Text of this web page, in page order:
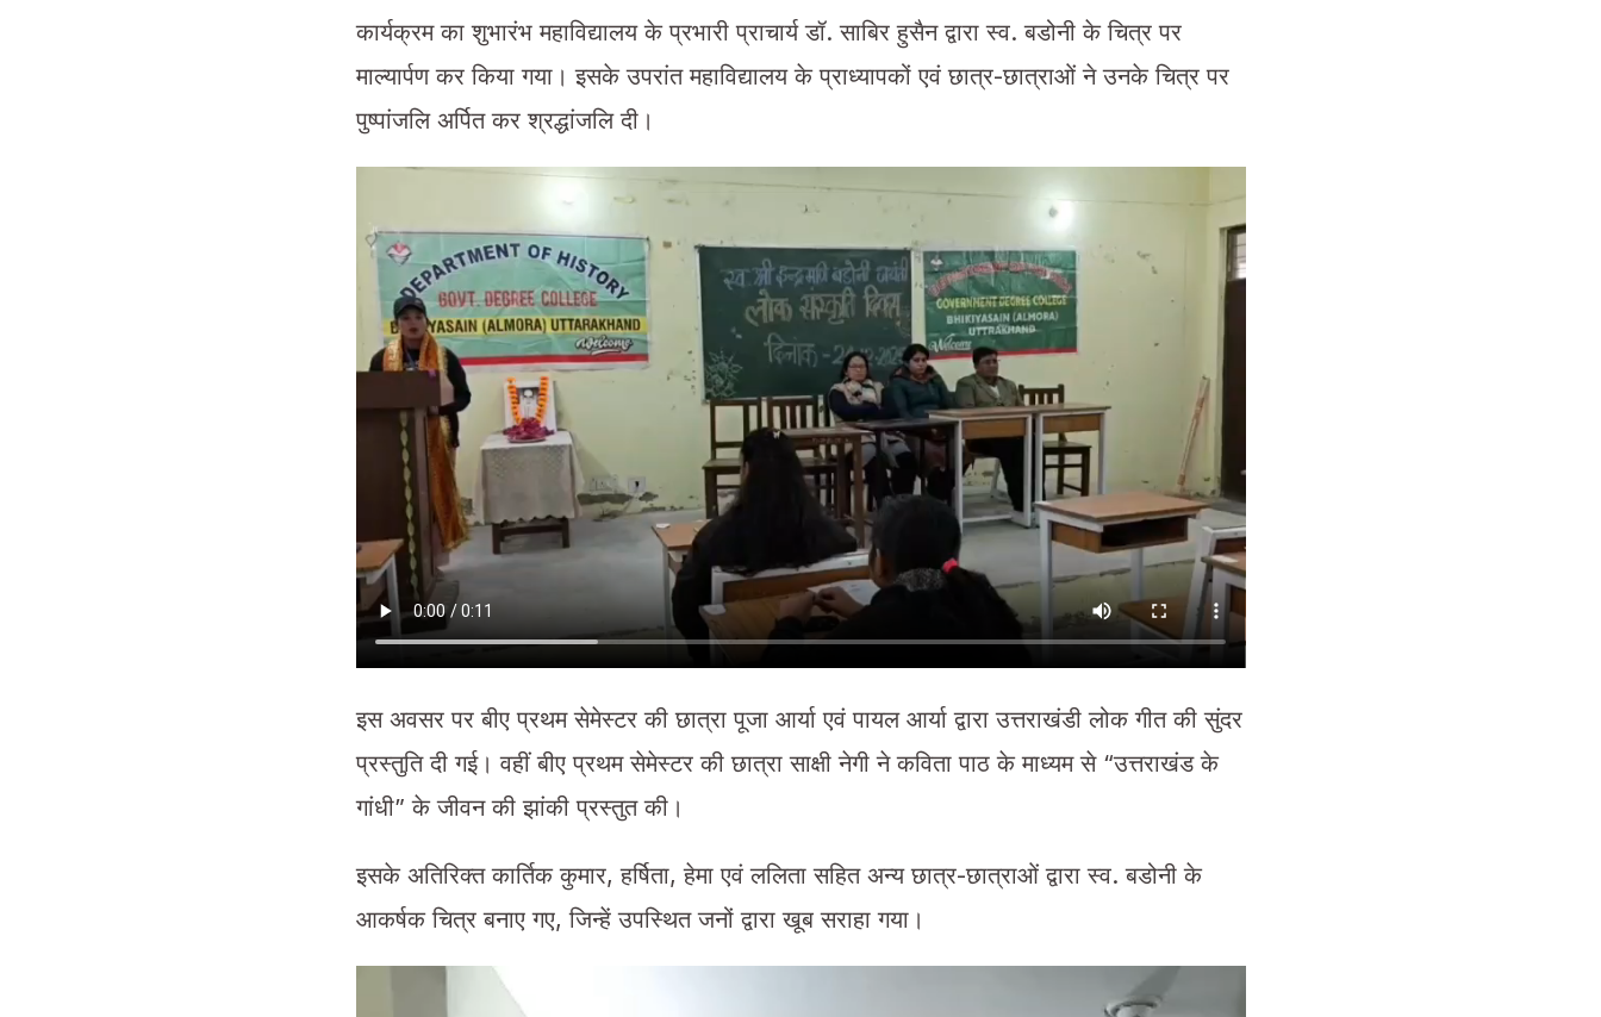
कार्यक्रम का शुभारंभ महाविद्यालय के प्रभारी प्राचार्य डॉ. साबिर हुसैन द्वारा स्व. बडोनी के चित्र पर
माल्यार्पण कर किया गया। इसके उपरांत महाविद्यालय के प्राध्यापकों एवं छात्र-छात्राओं ने उनके चित्र पर
पुष्पांजलि अर्पित कर श्रद्धांजलि दी।
इस अवसर पर बीए प्रथम सेमेस्टर की छात्रा पूजा आर्या एवं पायल आर्या द्वारा उत्तराखंडी लोक गीत की सुंदर
प्रस्तुति दी गई। वहीं बीए प्रथम सेमेस्टर की छात्रा साक्षी नेगी ने कविता पाठ के माध्यम से “उत्तराखंड के
गांधी” के जीवन की झांकी प्रस्तुत की।
इसके अतिरिक्त कार्तिक कुमार, हर्षिता, हेमा एवं ललिता सहित अन्य छात्र-छात्राओं द्वारा स्व. बडोनी के
आकर्षक चित्र बनाए गए, जिन्हें उपस्थित जनों द्वारा खूब सराहा गया।